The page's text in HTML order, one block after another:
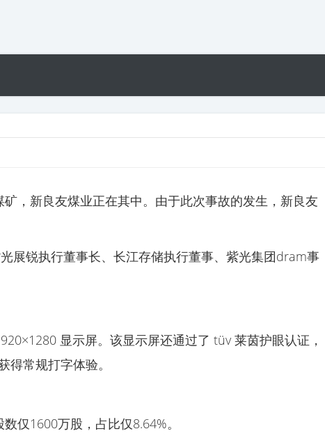
，新良友煤业正在其中。由于此次事故的发生，新良友
展锐执行董事长、长江存储执行董事、紫光集团dram事
显示屏。该显示屏还通过了 tüv 莱茵护眼认证，
常规打字体验。
仅1600万股，占比仅8.64%。